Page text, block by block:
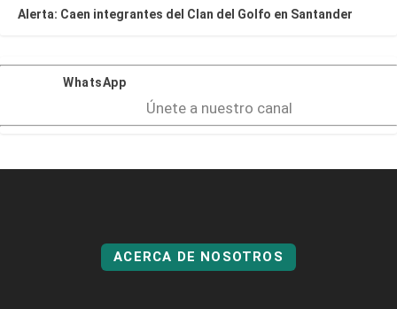
Alerta: Caen integrantes del Clan del Golfo en Santander
WhatsApp
Únete a nuestro canal
ACERCA DE NOSOTROS